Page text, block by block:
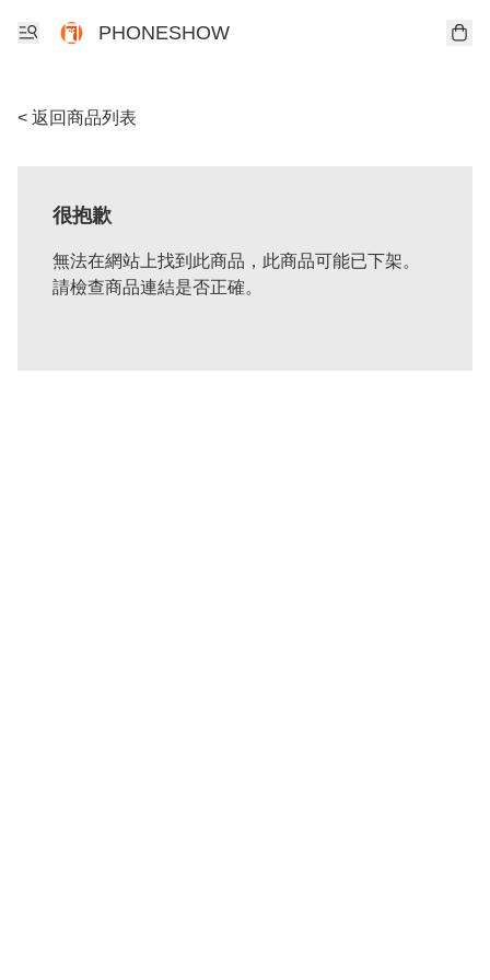
PHONESHOW
< 返回商品列表
很抱歉
無法在網站上找到此商品，此商品可能已下架。
請檢查商品連結是否正確。